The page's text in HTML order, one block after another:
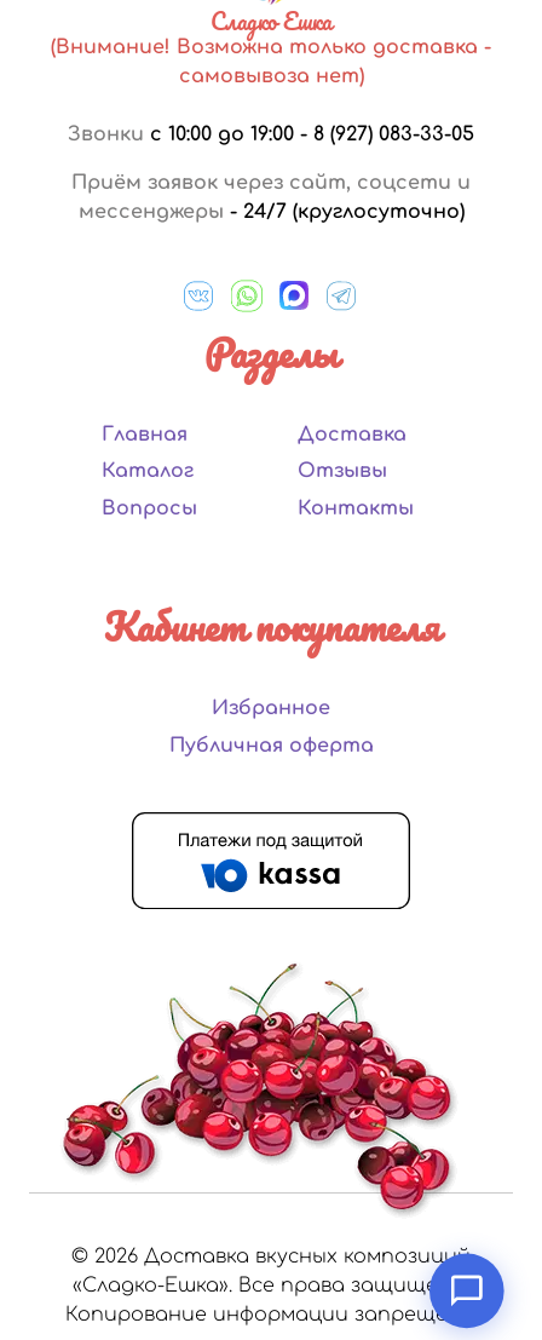
Сладко Ешка
(Внимание! Возможна только доставка -
самовывоза нет)
Звонки с 10:00 до 19:00 - 8 (927) 083-33-05
Приём заявок через сайт, соцсети и
мессенджеры - 24/7 (круглосуточно)
Разделы
Главная
Каталог
Вопросы
Доставка
Отзывы
Контакты
Кабинет покупателя
Избранное
Публичная оферта
© 2026 Доставка вкусных композиций
«Сладко-Ешка». Все права защищены.
Копирование информации запрещено.